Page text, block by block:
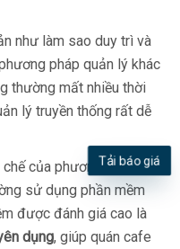
như làm sao duy trì và
pháp quản lý khác
thường mất nhiều thời
lý truyền thống rất dễ
của phương pháp
sử dụng phần mềm
được đánh giá cao là
dụng, giúp quán cafe
Tải báo giá